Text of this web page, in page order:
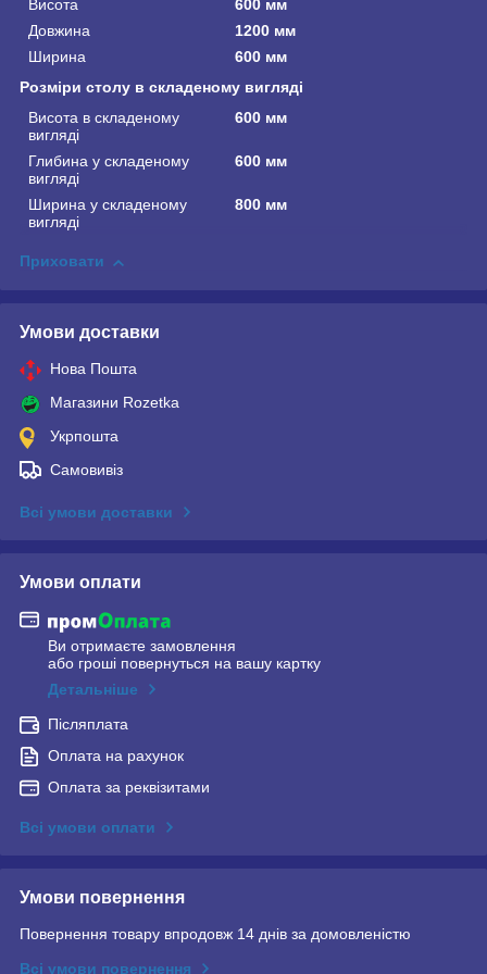
Висота
600 мм
Довжина
1200 мм
Ширина
600 мм
Розміри столу в складеному вигляді
Висота в складеному
вигляді
600 мм
Глибина у складеному
вигляді
600 мм
Ширина у складеному
вигляді
800 мм
Приховати
Умови доставки
Нова Пошта
Магазини Rozetka
Укрпошта
Самовивіз
Всі умови доставки
Умови оплати
Ви отримаєте замовлення
або гроші повернуться на вашу картку
Детальніше
Післяплата
Оплата на рахунок
Оплата за реквізитами
Всі умови оплати
Умови повернення
Повернення товару впродовж 14 днів за домовленістю
Всі умови повернення